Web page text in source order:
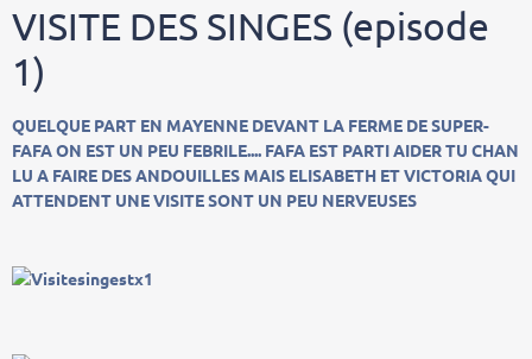
VISITE DES SINGES (episode
1)
QUELQUE PART EN MAYENNE DEVANT LA FERME DE SUPER-
FAFA ON EST UN PEU FEBRILE.... FAFA EST PARTI AIDER TU CHAN
LU A FAIRE DES ANDOUILLES MAIS ELISABETH ET VICTORIA QUI
ATTENDENT UNE VISITE SONT UN PEU NERVEUSES